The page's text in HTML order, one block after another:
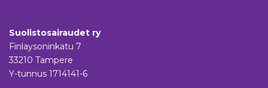
Suolistosairaudet ry
Finlaysoninkatu 7
33210 Tampere
Y-tunnus 1714141-6